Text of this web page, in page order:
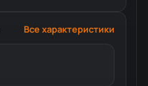
Все характеристики